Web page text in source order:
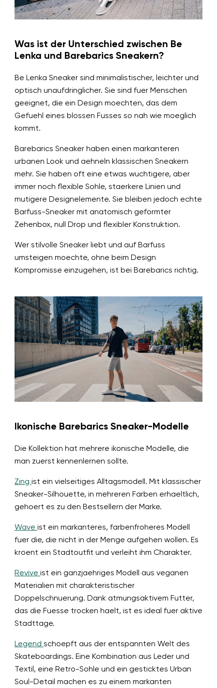
Was ist der Unterschied zwischen Be
Lenka und Barebarics Sneakern?
Be Lenka Sneaker sind minimalistischer, leichter und
optisch unaufdringlicher. Sie sind fuer Menschen
geeignet, die ein Design moechten, das dem
Gefuehl eines blossen Fusses so nah wie moeglich
kommt.
Barebarics Sneaker haben einen markanteren
urbanen Look und aehneln klassischen Sneakern
mehr. Sie haben oft eine etwas wuchtigere, aber
immer noch flexible Sohle, staerkere Linien und
mutigere Designelemente. Sie bleiben jedoch echte
Barfuss-Sneaker mit anatomisch geformter
Zehenbox, null Drop und flexibler Konstruktion.
Wer stilvolle Sneaker liebt und auf Barfuss
umsteigen moechte, ohne beim Design
Kompromisse einzugehen, ist bei Barebarics richtig.
Ikonische Barebarics Sneaker-Modelle
Die Kollektion hat mehrere ikonische Modelle, die
man zuerst kennenlernen sollte.
Zing ist ein vielseitiges Alltagsmodell. Mit klassischer
Sneaker-Silhouette, in mehreren Farben erhaeltlich,
gehoert es zu den Bestsellern der Marke.
Wave ist ein markanteres, farbenfroheres Modell
fuer die, die nicht in der Menge aufgehen wollen. Es
kroent ein Stadtoutfit und verleiht ihm Charakter.
Revive ist ein ganzjaehriges Modell aus veganen
Materialien mit charakteristischer
Doppelschnuerung. Dank atmungsaktivem Futter,
das die Fuesse trocken haelt, ist es ideal fuer aktive
Stadttage.
Legend schoepft aus der entspannten Welt des
Skateboardings. Eine Kombination aus Leder und
Textil, eine Retro-Sohle und ein gesticktes Urban
Soul-Detail machen es zu einem markanten